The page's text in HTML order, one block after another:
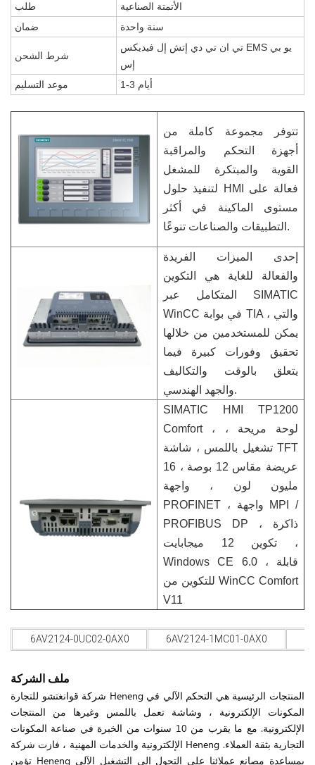
طلب
الأتمتة الصناعية
ضمان
سنة واحدة
شرط الشحن
تي ان تي دي إتش إل فيديكس EMS يو بي
إس
موعد التسليم
1-3 أيام
تتوفر مجموعة كاملة من
أجهزة التحكم والمراقبة
القوية والمبتكرة للمشغل
لتنفيذ حلول HMI فعالة على
مستوى الماكينة في أكثر
التطبيقات والصناعات تنوعًا.
إحدى الميزات الفريدة
والفعالة للغاية هي التكوين
المتكامل عبر SIMATIC
WinCC في بوابة TIA ، والتي
يمكن للمستخدمين من خلالها
تحقيق وفورات كبيرة فيما
يتعلق بالوقت والتكاليف
والجهد الهندسي.
SIMATIC HMI TP1200
Comfort ، لوحة مريحة ،
تشغيل باللمس ، شاشة TFT
عريضة مقاس 12 بوصة ، 16
مليون لون ، واجهة
PROFINET ، واجهة MPI /
PROFIBUS DP ، ذاكرة
تكوين 12 ميجابايت ،
Windows CE 6.0 ، قابلة
للتكوين من WinCC Comfort
V11
6AV2124-0UC02-0AX0 6AV2124-1MC01-0AX0
ملف الشركة
شركة قوانغتشو للتجارة Heneng المنتجات الرئيسية هي التحكم الآلي في
المكونات الإلكترونية ، وشاشة تعمل باللمس وغيرها من المنتجات
الإلكترونية. مع ما يقرب من 10 سنوات من الخبرة في صناعة المكونات
الإلكترونية والخدمات المهنية ، فازت شركة Heneng التجارية بثقة العملاء.
تؤمن Heneng بمساعدة مصانع عملائنا على التحول إلى التشغيل الآلي